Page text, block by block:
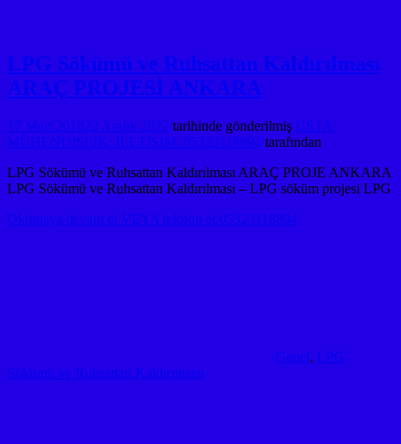
LPG Sökümü ve Ruhsattan Kaldırılması
ARAÇ PROJESİ ANKARA
17 Mart 201822 Aralık 2022 tarihinde gönderilmiş USTA
MÜHENDİSLİK: İLETİŞİM: 05323118894 tarafından
LPG Sökümü ve Ruhsattan Kaldırılması ARAÇ PROJE ANKARA
LPG Sökümü ve Ruhsattan Kaldırılması – LPG söküm projesi LPG
Okumaya devam et VEYA telofon et:05323118894
Genel, LPG
Sökümü ve Ruhsattan Kaldırılması